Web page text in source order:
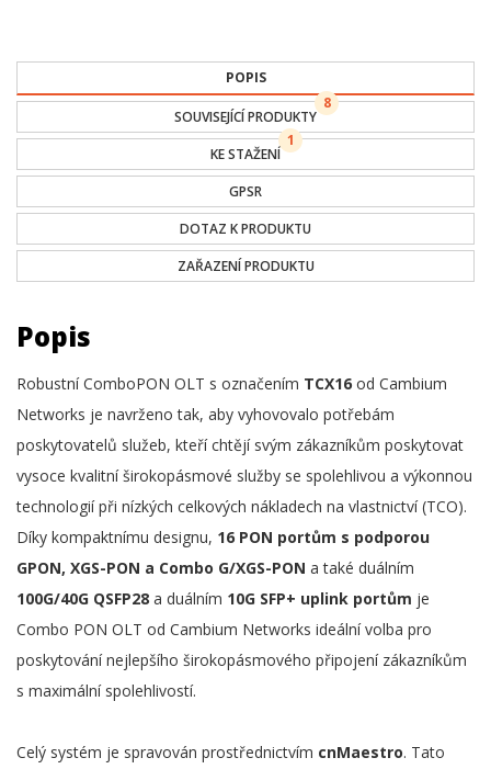
POPIS
SOUVISEJÍCÍ PRODUKTY
8
KE STAŽENÍ
1
GPSR
DOTAZ K PRODUKTU
ZAŘAZENÍ PRODUKTU
Popis
Robustní ComboPON OLT s označením TCX16 od Cambium
Networks je navrženo tak, aby vyhovovalo potřebám
poskytovatelů služeb, kteří chtějí svým zákazníkům poskytovat
vysoce kvalitní širokopásmové služby se spolehlivou a výkonnou
technologií při nízkých celkových nákladech na vlastnictví (TCO).
Díky kompaktnímu designu, 16 PON portům s podporou
GPON, XGS-PON a Combo G/XGS-PON a také duálním
100G/40G QSFP28 a duálním 10G SFP+ uplink portům je
Combo PON OLT od Cambium Networks ideální volba pro
poskytování nejlepšího širokopásmového připojení zákazníkům
s maximální spolehlivostí.
Celý systém je spravován prostřednictvím cnMaestro. Tato